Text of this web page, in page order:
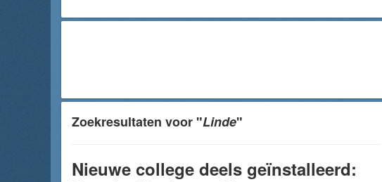
Zoekresultaten voor "Linde"
Nieuwe college deels geïnstalleerd: